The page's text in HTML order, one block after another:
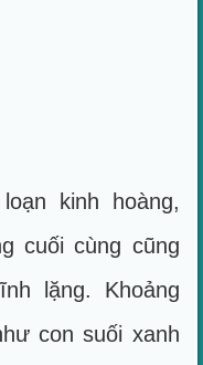
kinh hoàng,
cuối cùng cũng
lặng. Khoảng
con suối xanh